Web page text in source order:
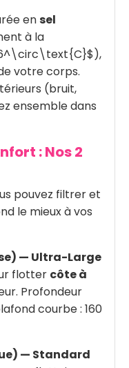
ensel
à la
votre corps.
(bruit,
ensemble dans
: Nos 2
pouvez filtrer et
le mieux à vos
— Ultra-Large
flotter côte à
Profondeur
courbe : 160
— Standard